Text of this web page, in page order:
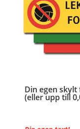
Din egen
(eller upp till